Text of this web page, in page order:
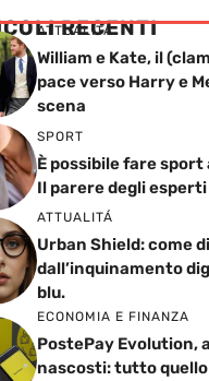
RECENTI
ATTUALITÁ
William e Kate, il
pace verso Harry e
scena
SPORT
È possibile fare sport
Il parere degli
ATTUALITÁ
Urban Shield: come
dall’inquinamento
blu.
ECONOMIA E FINANZA
PostePay Evolution,
nascosti: tutto